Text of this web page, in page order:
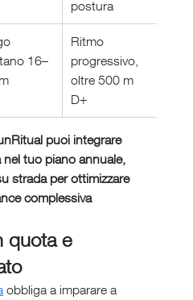
postura
16–
Ritmo
progressivo,
oltre 500 m
D+
puoi integrare
tuo piano annuale,
strada per ottimizzare
complessiva
quota e
obbliga a imparare a